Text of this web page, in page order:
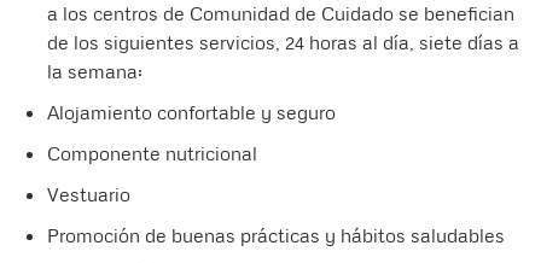
a los centros de Comunidad de Cuidado se benefician
de los siguientes servicios, 24 horas al día, siete días a
la semana:
Alojamiento confortable y seguro
Componente nutricional
Vestuario
Promoción de buenas prácticas y hábitos saludables